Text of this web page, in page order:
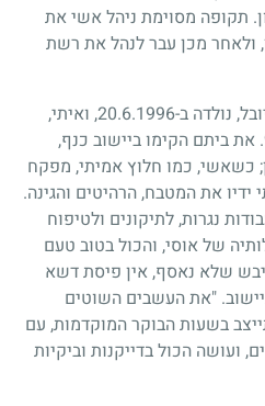
תקופה מסוימת ניהל אשי את
ולאחר מכן עבר לנהל את רשת
בתם הבכורה של אשי ואוסי, יובל, נולדה ב-20.6.1996, ואיתי,
הבן הצעיר, נולד ב-9.10.2000. את ביתם הקימו ביישוב כנף,
כשאשי, כמו חלוץ אמיתי, מפקח
את המטבח, הרהיטים והגינה.
נגרות, לתיקונים ולטיפוח
של אוסי, והכול בטוב טעם
שלא נאסף, אין פיסת דשא
"את העשבים השוטים
בשעות הבוקר המוקדמות, עם
ועושה הכול בדייקנות וביקיות